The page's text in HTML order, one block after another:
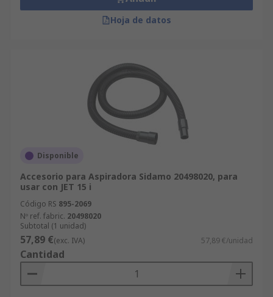
Hoja de datos
Disponible
Accesorio para Aspiradora Sidamo 20498020, para
usar con JET 15 i
Código RS 895-2069
Nº ref. fabric. 20498020
Subtotal (1 unidad)
57,89 €(exc. IVA) 57,89 €/unidad
Cantidad